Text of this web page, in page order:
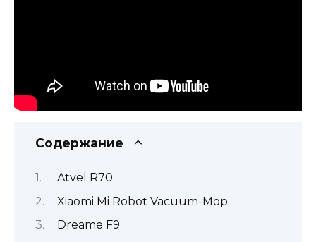
Содержание
Atvel R70
Xiaomi Mi Robot Vacuum-Mop
Dreame F9